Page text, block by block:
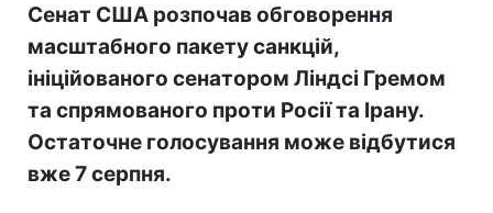
Сенат США розпочав обговорення
масштабного пакету санкцій,
ініційованого сенатором Ліндсі Гремом
та спрямованого проти Росії та Ірану.
Остаточне голосування може відбутися
вже 7 серпня.